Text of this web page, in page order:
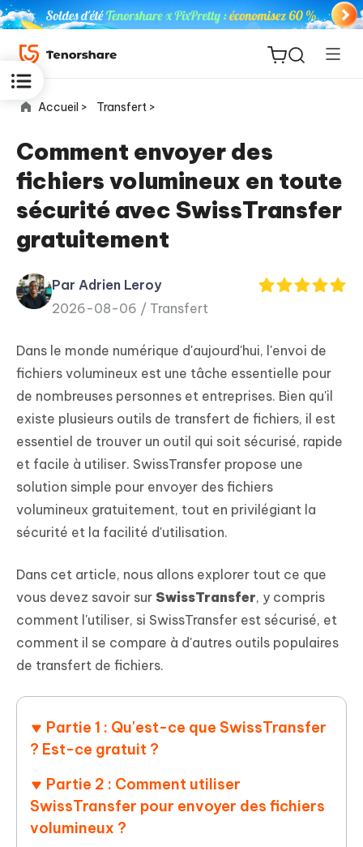
ReiBoot
for iOS
PDF
Editor
iAnyGo
Accueil > Transfert >
Comment envoyer des
fichiers volumineux en toute
sécurité avec SwissTransfer
gratuitement
Par Adrien Leroy
2026-08-06 / Transfert
Dans le monde numérique d'aujourd'hui, l'envoi de
fichiers volumineux est une tâche essentielle pour
de nombreuses personnes et entreprises. Bien qu'il
existe plusieurs outils de transfert de fichiers, il est
essentiel de trouver un outil qui soit sécurisé, rapide
et facile à utiliser. SwissTransfer propose une
solution simple pour envoyer des fichiers
volumineux gratuitement, tout en privilégiant la
sécurité et la facilité d'utilisation.
Dans cet article, nous allons explorer tout ce que
vous devez savoir sur SwissTransfer, y compris
comment l'utiliser, si SwissTransfer est sécurisé, et
comment il se compare à d'autres outils populaires
de transfert de fichiers.
Partie 1 : Qu'est-ce que SwissTransfer
? Est-ce gratuit ?
Partie 2 : Comment utiliser
SwissTransfer pour envoyer des fichiers
volumineux ?